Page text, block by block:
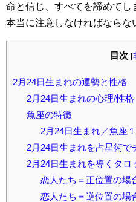
命と信じ、すべてを諦めてし
本当に注意しなければならな
目次 [
2月24日生まれの運勢と性格
2月24日生まれの心理/性格
魚座の特徴
2月24日生まれ／魚座
2月24日生まれを占星術で
2月24日生まれを導くタロ
恋人たち＝正位置の場
恋人たち＝逆位置の場